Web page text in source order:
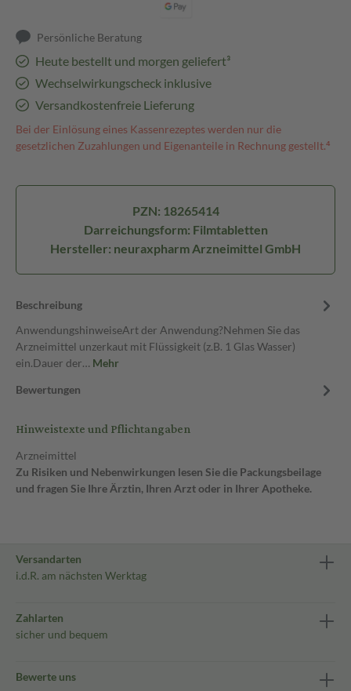
Persönliche Beratung
Heute bestellt und morgen geliefert³
Wechselwirkungscheck inklusive
Versandkostenfreie Lieferung
Bei der Einlösung eines Kassenrezeptes werden nur die
gesetzlichen Zuzahlungen und Eigenanteile in Rechnung gestellt.⁴
PZN: 18265414
Darreichungsform: Filmtabletten
Hersteller: neuraxpharm Arzneimittel GmbH
Beschreibung
AnwendungshinweiseArt der Anwendung?Nehmen Sie das
Arzneimittel unzerkaut mit Flüssigkeit (z.B. 1 Glas Wasser)
ein.Dauer der… Mehr
Bewertungen
Hinweistexte und Pflichtangaben
Arzneimittel
Zu Risiken und Nebenwirkungen lesen Sie die Packungsbeilage
und fragen Sie Ihre Ärztin, Ihren Arzt oder in Ihrer Apotheke.
Versandarten
i.d.R. am nächsten Werktag
Zahlarten
sicher und bequem
Bewerte uns